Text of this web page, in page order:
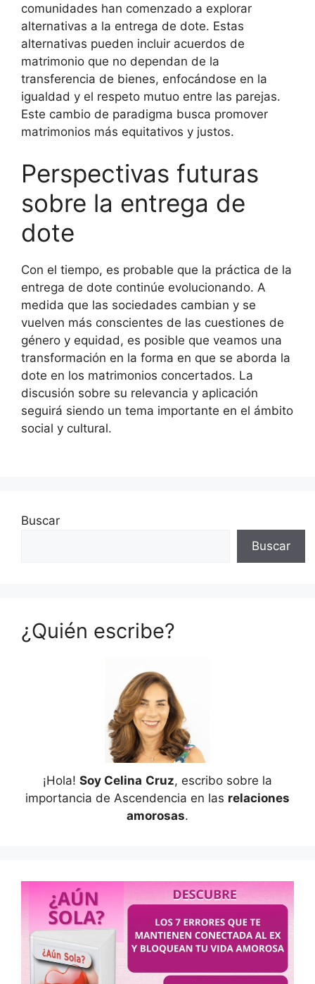
comunidades han comenzado a explorar
alternativas a la entrega de dote. Estas
alternativas pueden incluir acuerdos de
matrimonio que no dependan de la
transferencia de bienes, enfocándose en la
igualdad y el respeto mutuo entre las parejas.
Este cambio de paradigma busca promover
matrimonios más equitativos y justos.
Perspectivas futuras
sobre la entrega de
dote
Con el tiempo, es probable que la práctica de la
entrega de dote continúe evolucionando. A
medida que las sociedades cambian y se
vuelven más conscientes de las cuestiones de
género y equidad, es posible que veamos una
transformación en la forma en que se aborda la
dote en los matrimonios concertados. La
discusión sobre su relevancia y aplicación
seguirá siendo un tema importante en el ámbito
social y cultural.
Buscar
Buscar
¿Quién escribe?
¡Hola! Soy Celina Cruz, escribo sobre la
importancia de Ascendencia en las relaciones
amorosas.